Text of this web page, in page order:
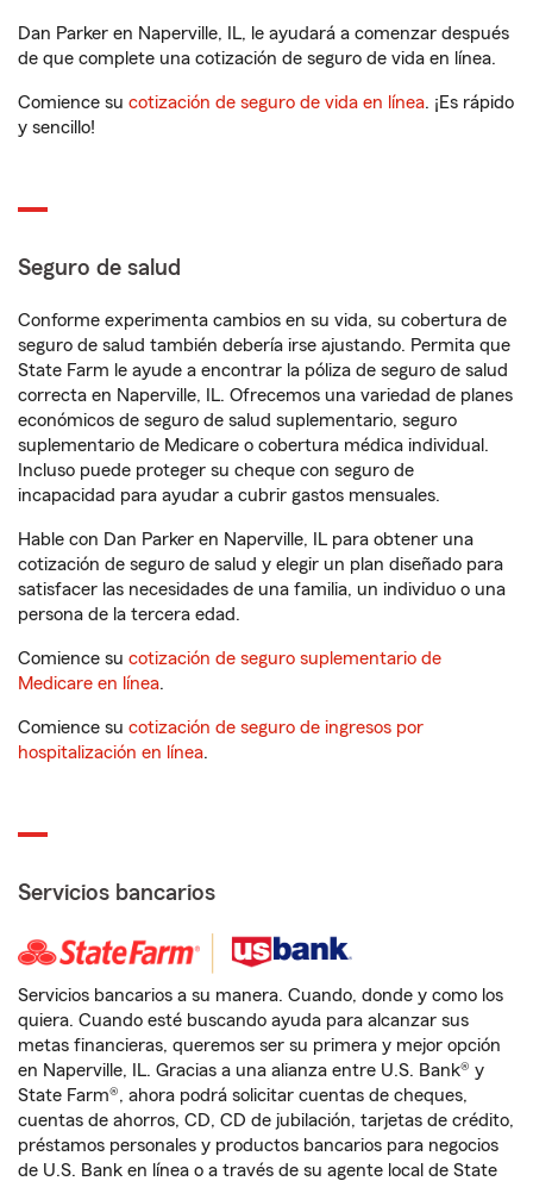
Dan Parker en Naperville, IL, le ayudará a comenzar después
de que complete una cotización de seguro de vida en línea.
Comience su cotización de seguro de vida en línea. ¡Es rápido
y sencillo!
Seguro de salud
Conforme experimenta cambios en su vida, su cobertura de
seguro de salud también debería irse ajustando. Permita que
State Farm le ayude a encontrar la póliza de seguro de salud
correcta en Naperville, IL. Ofrecemos una variedad de planes
económicos de seguro de salud suplementario, seguro
suplementario de Medicare o cobertura médica individual.
Incluso puede proteger su cheque con seguro de
incapacidad para ayudar a cubrir gastos mensuales.
Hable con Dan Parker en Naperville, IL para obtener una
cotización de seguro de salud y elegir un plan diseñado para
satisfacer las necesidades de una familia, un individuo o una
persona de la tercera edad.
Comience su cotización de seguro suplementario de
Medicare en línea.
Comience su cotización de seguro de ingresos por
hospitalización en línea.
Servicios bancarios
Servicios bancarios a su manera. Cuando, donde y como los
quiera. Cuando esté buscando ayuda para alcanzar sus
metas financieras, queremos ser su primera y mejor opción
en Naperville, IL. Gracias a una alianza entre U.S. Bank® y
State Farm®, ahora podrá solicitar cuentas de cheques,
cuentas de ahorros, CD, CD de jubilación, tarjetas de crédito,
préstamos personales y productos bancarios para negocios
de U.S. Bank en línea o a través de su agente local de State